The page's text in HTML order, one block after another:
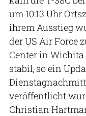
um 10:13 Uhr
ihrem Ausstieg
der US Air Force
Center in Wichita
stabil, so ein
veröffentlicht
Christian